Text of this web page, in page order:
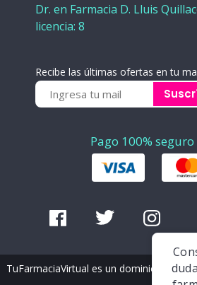
Dr. en Farmacia D. Lluis
licencia: 8
Recibe las últimas ofertas en tu
Pago 100% seguro
TuFarmaciaVirtual es un dominio